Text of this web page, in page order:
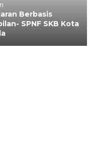
Berbasis
SPNF SKB Kota